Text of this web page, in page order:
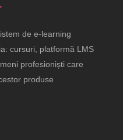
de e-learning
cursuri, platformă LMS
profesioniști care
produse